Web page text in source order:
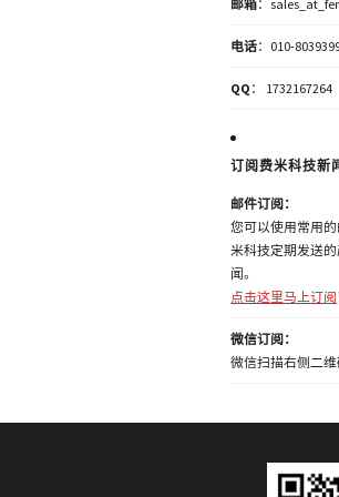
邮箱：
电话：010-
QQ ： 1732167264
订阅费米科技新
邮件订阅：
您可以使用常用
米科技定期发送
闻。
点击这里马上订阅
微信订阅：
微信扫描右侧二维